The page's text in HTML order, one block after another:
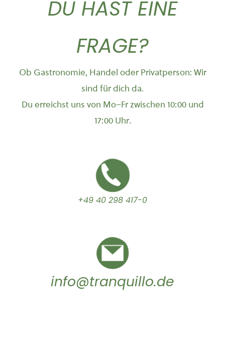
DU HAST EINE
FRAGE?
Ob Gastronomie, Handel oder Privatperson: Wir
sind für dich da.
Du erreichst uns von Mo–Fr zwischen 10:00 und
17:00 Uhr.
+49 40 298 417-0
info@tranquillo.de